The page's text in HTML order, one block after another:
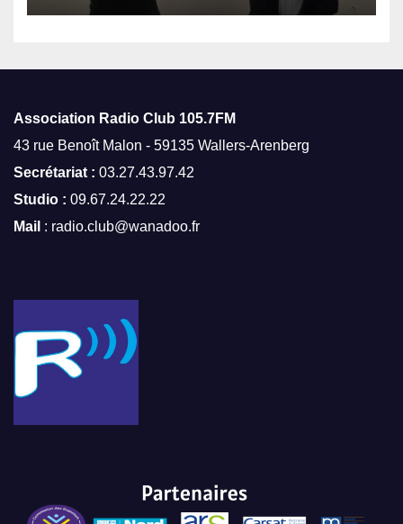
Association Radio Club 105.7FM
43 rue Benoît Malon - 59135 Wallers-Arenberg
Secrétariat : 03.27.43.97.42
Studio : 09.67.24.22.22
Mail : radio.club@wanadoo.fr